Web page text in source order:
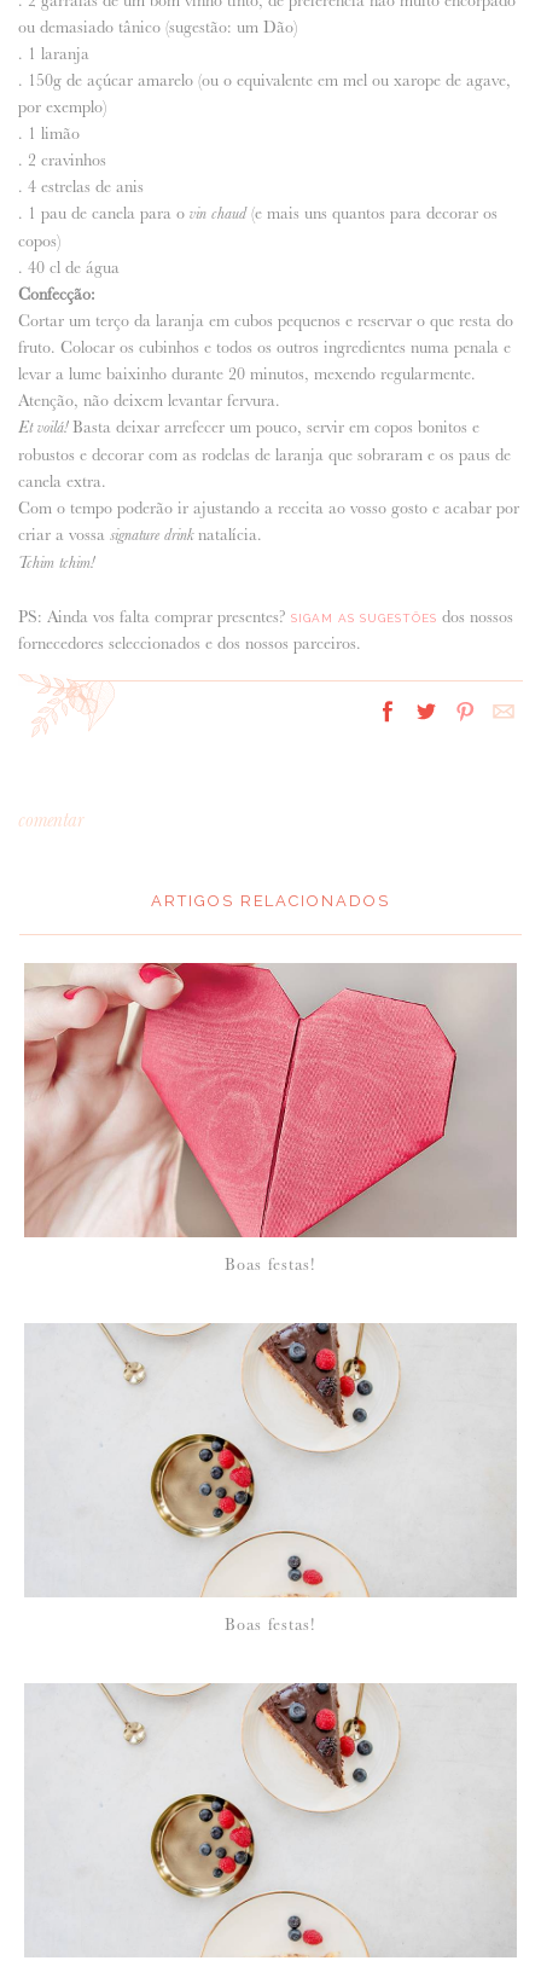
ou demasiado tânico (sugestão: um Dão)
. 1 laranja
. 150g de açúcar amarelo (ou o equivalente em mel ou xarope de agave,
por exemplo)
. 1 limão
. 2 cravinhos
. 4 estrelas de anis
. 1 pau de canela para o vin chaud(e mais uns quantos para decorar os
copos)
. 40 cl de água
Confecção:
Cortar um terço da laranja em cubos pequenos e reservar o que resta do
fruto. Colocar os cubinhos e todos os outros ingredientes numa penala e
levar a lume baixinho durante 20 minutos, mexendo regularmente.
Atenção, não deixem levantar fervura.
Et voilá!Basta deixar arrefecer um pouco, servir em copos bonitos e
robustos e decorar com as rodelas de laranja que sobraram e os paus de
canela extra.
Com o tempo poderão ir ajustando a receita ao vosso gosto e acabar por
criar a vossa signature drinknatalícia.
Tchim tchim!
PS: Ainda vos falta comprar presentes? SIGAM AS SUGESTÕES dos nossos
fornecedores seleccionados e dos nossos parceiros.
comentar
NOME*:
Para saber como tratamos e protegemos os seus dados, leia a nossa
política de privacidade
ARTIGOS RELACIONADOS
Boas festas!
Boas festas!